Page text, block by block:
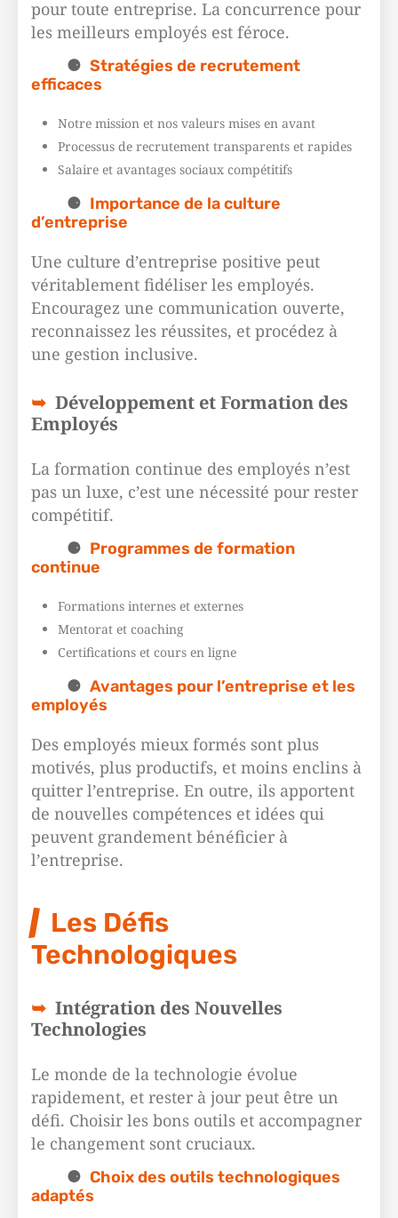
pour toute entreprise. La concurrence pour
les meilleurs employés est féroce.
Stratégies de recrutement
efficaces
Notre mission et nos valeurs mises en avant
Processus de recrutement transparents et rapides
Salaire et avantages sociaux compétitifs
Importance de la culture
d’entreprise
Une culture d’entreprise positive peut
véritablement fidéliser les employés.
Encouragez une communication ouverte,
reconnaissez les réussites, et procédez à
une gestion inclusive.
Développement et Formation des
Employés
La formation continue des employés n’est
pas un luxe, c’est une nécessité pour rester
compétitif.
Programmes de formation
continue
Formations internes et externes
Mentorat et coaching
Certifications et cours en ligne
Avantages pour l’entreprise et les
employés
Des employés mieux formés sont plus
motivés, plus productifs, et moins enclins à
quitter l’entreprise. En outre, ils apportent
de nouvelles compétences et idées qui
peuvent grandement bénéficier à
l’entreprise.
Les Défis
Technologiques
Intégration des Nouvelles
Technologies
Le monde de la technologie évolue
rapidement, et rester à jour peut être un
défi. Choisir les bons outils et accompagner
le changement sont cruciaux.
Choix des outils technologiques
adaptés